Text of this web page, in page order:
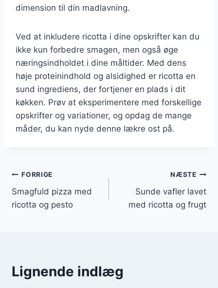
dimension til din madlavning.
Ved at inkludere ricotta i dine opskrifter kan du
ikke kun forbedre smagen, men også øge
næringsindholdet i dine måltider. Med dens
høje proteinindhold og alsidighed er ricotta en
sund ingrediens, der fortjener en plads i dit
køkken. Prøv at eksperimentere med forskellige
opskrifter og variationer, og opdag de mange
måder, du kan nyde denne lækre ost på.
Indlægsnavigation
FORRIGE
Smagfuld pizza med
ricotta og pesto
NÆSTE
Sunde vafler lavet
med ricotta og frugt
Lignende indlæg